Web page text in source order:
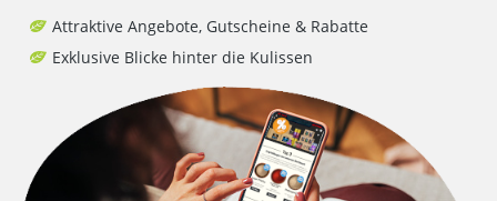
Attraktive Angebote, Gutscheine & Rabatte
Exklusive Blicke hinter die Kulissen